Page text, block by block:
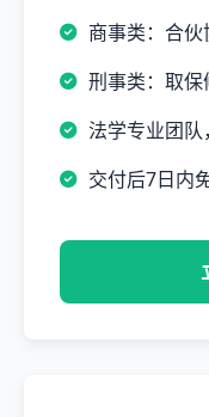
商事类：合
刑事类：取
法学专业团
交付后7日内